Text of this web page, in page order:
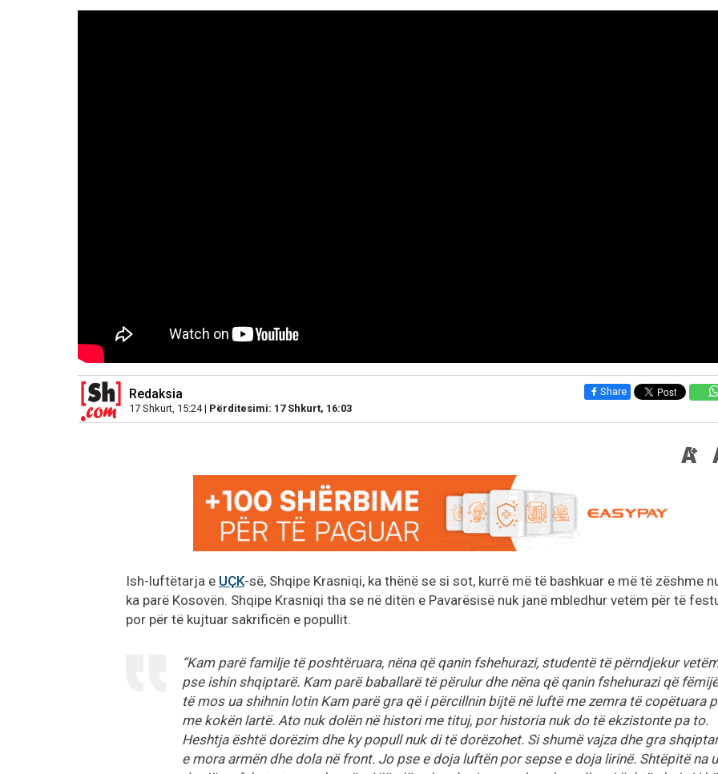
Redaksia
17 Shkurt, 15:24 | Përditesimi: 17 Shkurt, 16:03
Share
Ish-luftëtarja e UÇK-së, Shqipe Krasniqi, ka thënë se si sot, kurrë më të bashkuar e më të zëshme
ka parë Kosovën. Shqipe Krasniqi tha se në ditën e Pavarësisë nuk janë mbledhur vetëm për të
por për të kujtuar sakrificën e popullit.
“Kam parë familje të poshtëruara, nëna që qanin fshehurazi, studentë të përndjekur
pse ishin shqiptarë. Kam parë baballarë të përulur dhe nëna që qanin fshehurazi që
të mos ua shihnin lotin Kam parë gra që i përcillnin bijtë në luftë me zemra të copëtuara
me kokën lartë. Ato nuk dolën në histori me tituj, por historia nuk do të ekzistonte pa to.
Heshtja është dorëzim dhe ky popull nuk di të dorëzohet. Si shumë vajza dhe gra
e mora armën dhe dola në front. Jo pse e doja luftën por sepse e doja lirinë. Shtëpitë na u